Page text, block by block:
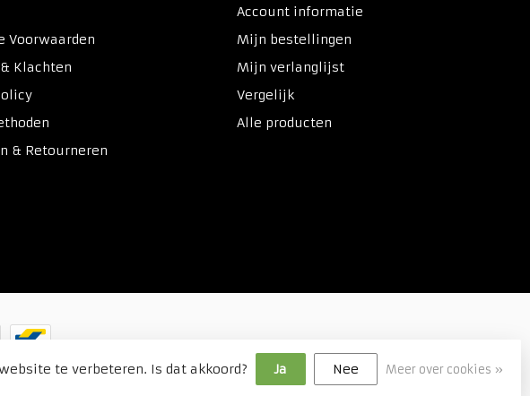
Voorwaarden
Klachten
& Retourneren
Account informatie
Mijn bestellingen
Mijn verlanglijst
Vergelijk
Alle producten
Drogist te verbeteren. Is dat akkoord? Ja Nee Meer over cookies »